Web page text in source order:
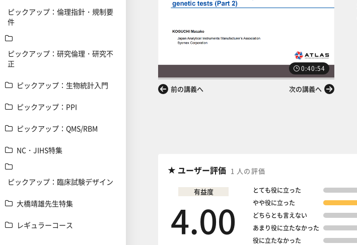
ピックアップ：倫理指針・規制要
件
ピックアップ：研究倫理・研究不
正
ピックアップ：生物統計入門
ピックアップ：PPI
ピックアップ：QMS/RBM
NC・JIHS特集
ピックアップ：臨床試験デザイン
大橋靖雄先生特集
レギュラーコース
0:40:54
前の講義へ 次の講義へ
ユーザー評価 1 人の評価
有益度
4.00
とても役に立った
やや役に立った
どちらとも言えない
あまり役に立たなかった
役に立たなかった